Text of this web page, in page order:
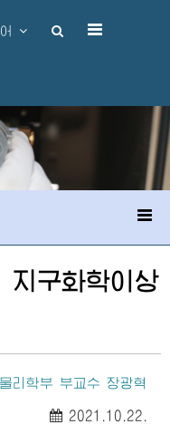
구화학이상
물리학부 부교수 장광혁
2021.10.22.